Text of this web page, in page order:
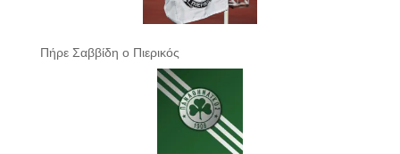
Πήρε Σαββίδη ο Πιερικός